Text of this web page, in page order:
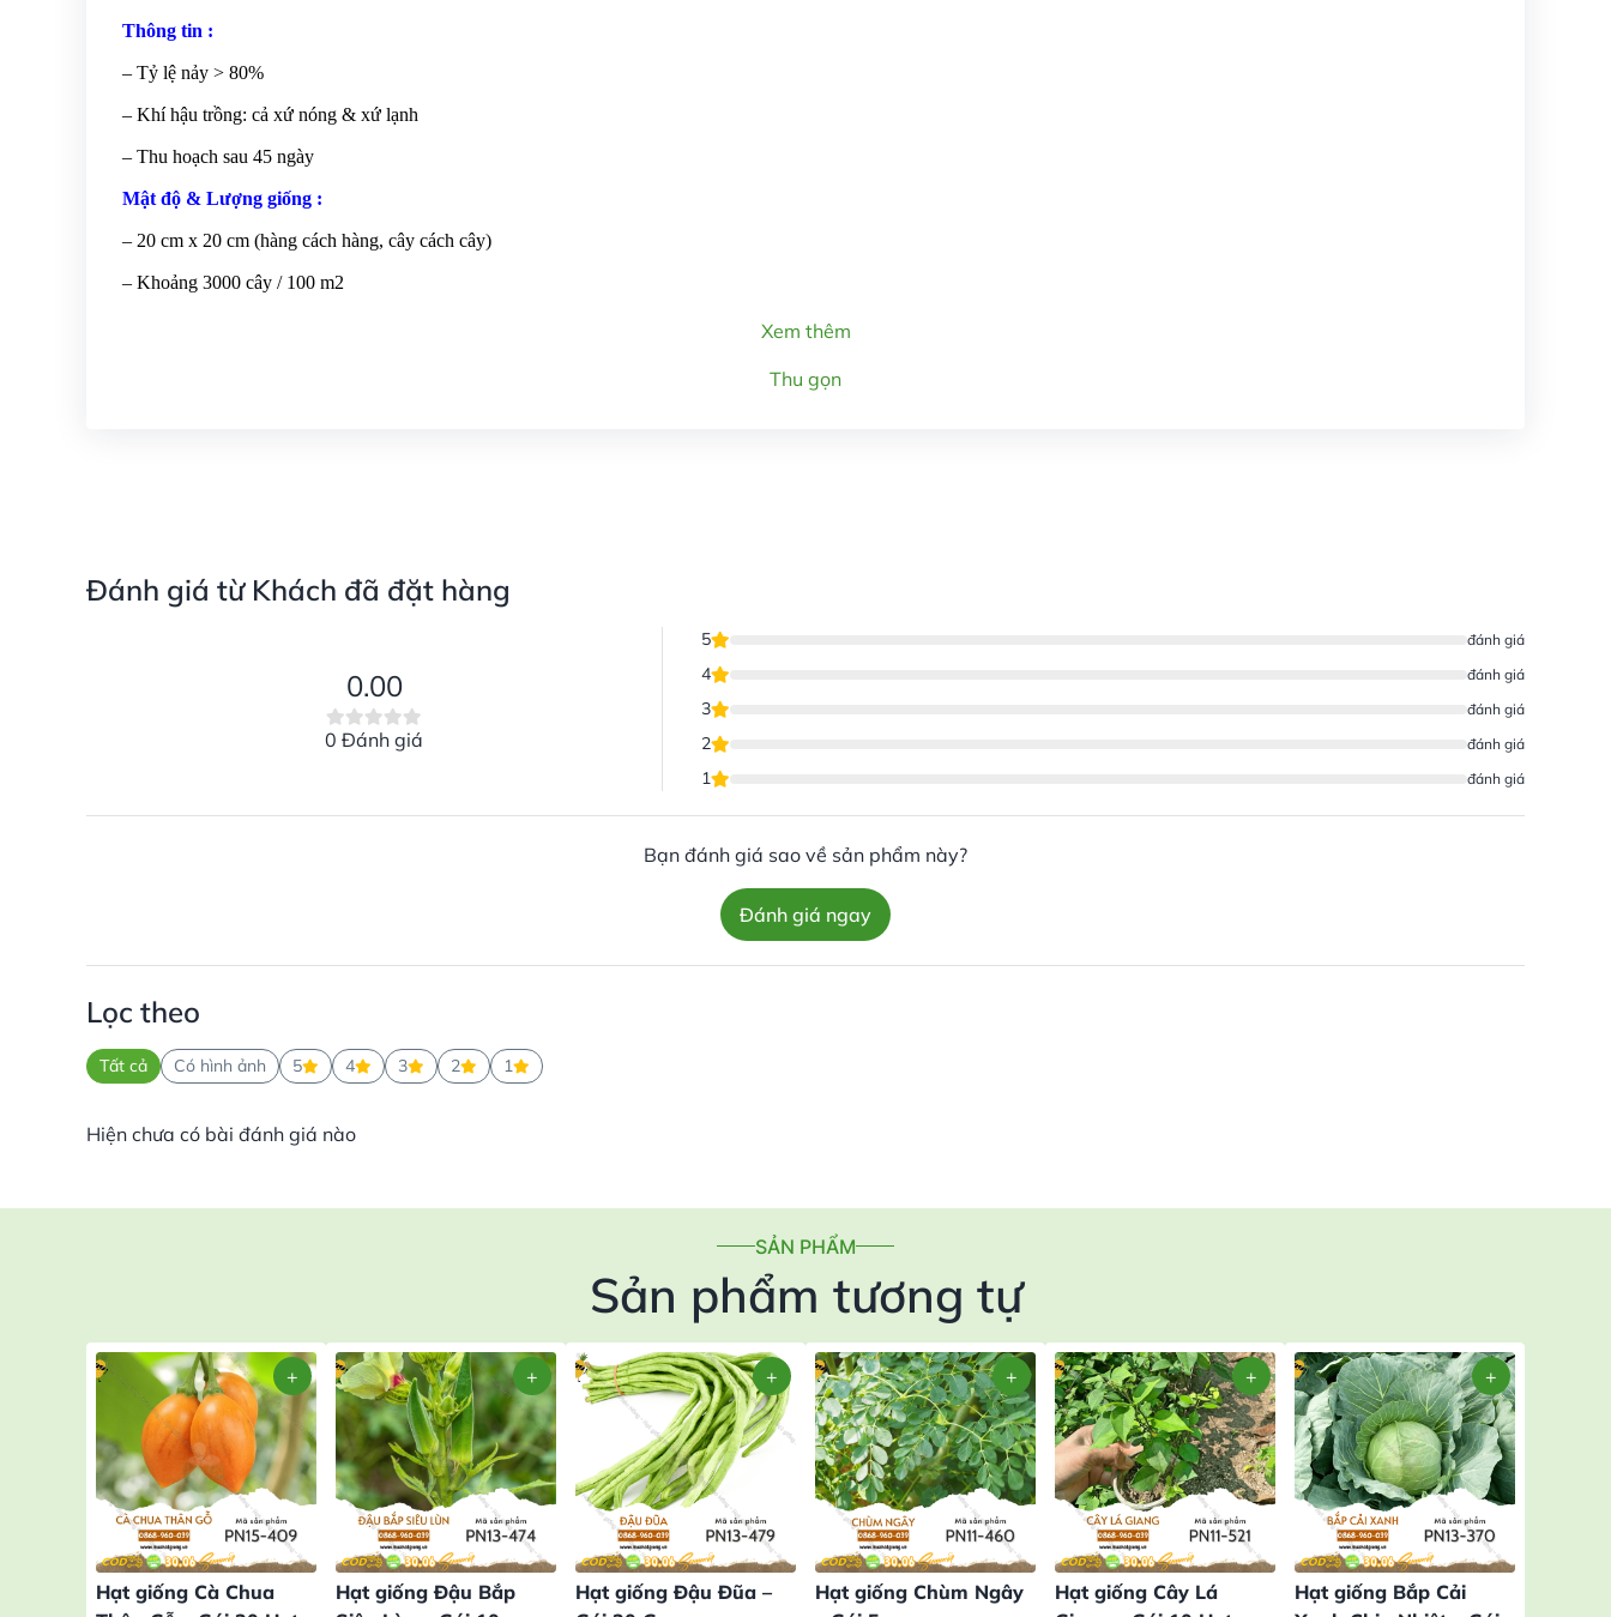
Thông tin :
– Tỷ lệ nảy > 80%
– Khí hậu trồng: cả xứ nóng & xứ lạnh
– Thu hoạch sau 45 ngày
Mật độ & Lượng giống :
– 20 cm x 20 cm (hàng cách hàng, cây cách cây)
– Khoảng 3000 cây / 100 m2
Xem thêm
Thu gọn
Đánh giá từ Khách đã đặt hàng
0.00
0 Đánh giá
5 đánh giá
4 đánh giá
3 đánh giá
2 đánh giá
1 đánh giá
Bạn đánh giá sao về sản phẩm này?
Đánh giá ngay
Lọc theo
Tất cả Có hình ảnh 5 4 3 2 1
Hiện chưa có bài đánh giá nào
SẢN PHẨM
Sản phẩm tương tự
Hạt giống Cà Chua
Hạt giống Đậu Bắp
Hạt giống Đậu Đũa –
Hạt giống Chùm Ngây
Hạt giống Cây Lá
Hạt giống Bắp Cải